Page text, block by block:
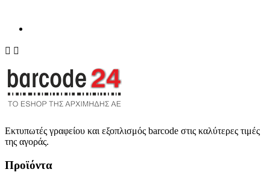
 
Εκτυπωτές γραφείου και εξοπλισμός barcode στις καλύτερες τιμές
της αγοράς.
Προϊόντα